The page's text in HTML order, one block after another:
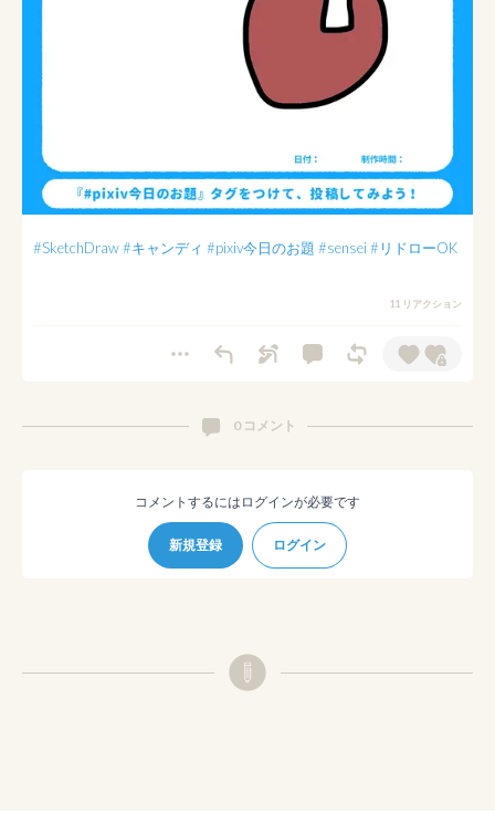
#SketchDraw#キャンディ #pixiv今日のお題 #sensei #リドローOK
11 リアクション
0 コメント
コメントするにはログインが必要です
新規登録 ログイン